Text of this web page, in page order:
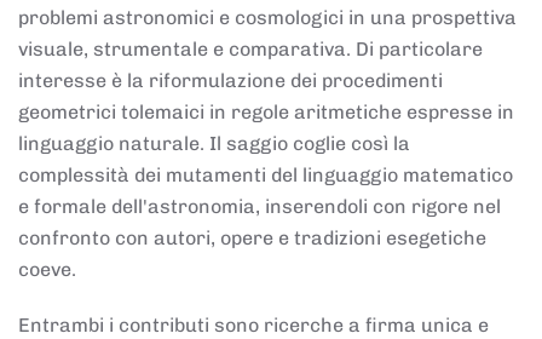
problemi astronomici e cosmologici in una prospettiva
visuale, strumentale e comparativa. Di particolare
interesse è la riformulazione dei procedimenti
geometrici tolemaici in regole aritmetiche espresse in
linguaggio naturale. Il saggio coglie così la
complessità dei mutamenti del linguaggio matematico
e formale dell'astronomia, inserendoli con rigore nel
confronto con autori, opere e tradizioni esegetiche
coeve.
Entrambi i contributi sono ricerche a firma unica e